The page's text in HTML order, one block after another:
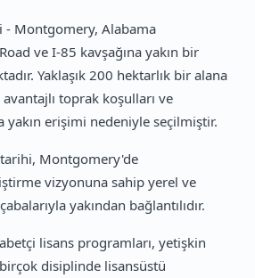
- Montgomery, Alabama
ve I-85 kavşağına yakın bir
Yaklaşık 200 hektarlık bir alana
toprak koşulları ve
erişimi nedeniyle seçilmiştir.
Montgomery'de
vizyonuna sahip yerel ve
yakından bağlantılıdır.
lisans programları, yetişkin
disiplinde lisansüstü